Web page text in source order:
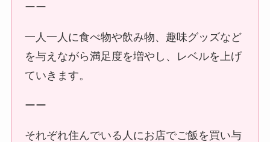
ーー
一人一人に食べ物や飲み物、趣味グッズなど
を与えながら満足度を増やし、レベルを上げ
ていきます。
ーー
それぞれ住んでいる人にお店でご飯を買い与